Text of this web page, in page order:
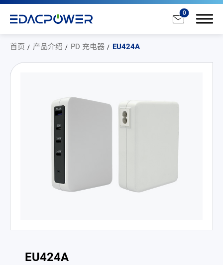
0
首页 产品介绍 PD 充电器 EU424A
EU424A
AC/DC 电源适配器
PD 充电器
电池适配充电器
开放式电源